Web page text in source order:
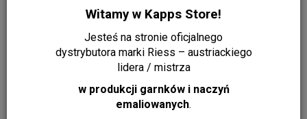
Witamy w Kapps Store!
Jesteś na stronie oficjalnego
dystrybutora marki Riess – austriackiego
lidera / mistrza
w produkcji garnków i naczyń
emaliowanych.